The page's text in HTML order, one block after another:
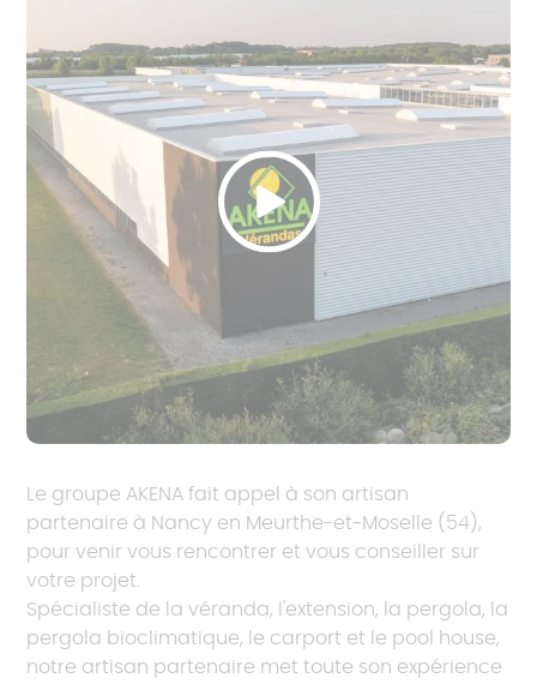
Le groupe AKENA fait appel à son artisan
partenaire à Nancy en Meurthe-et-Moselle (54),
pour venir vous rencontrer et vous conseiller sur
votre projet.
Spécialiste de la véranda, l'extension, la pergola, la
pergola bioclimatique, le carport et le pool house,
notre artisan partenaire met toute son expérience